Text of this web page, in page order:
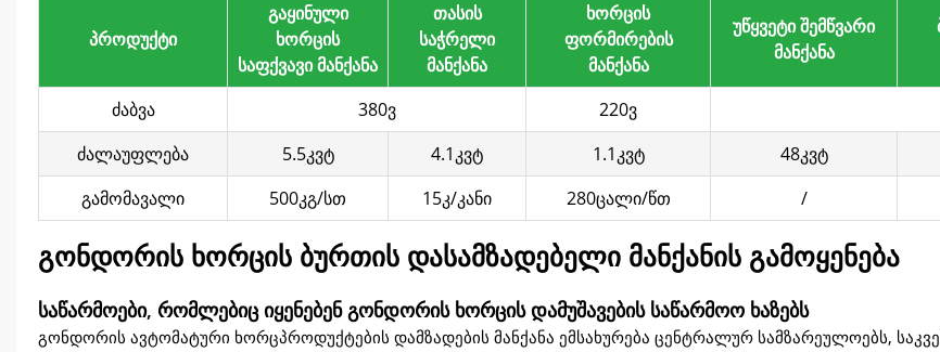
პროდუქტი
გაყინული
ხორცის
საფქვავი მანქანა
თასის
საჭრელი
მანქანა
ხორცის
ფორმირების
მანქანა
უწყვეტი შემწვარი
მანქანა
ძაბვა 380ვ 220ვ
ძალაუფლება
5.5კვტ 4.1კვტ 1.1კვტ 48კვტ
გამომავალი
500კგ/სთ 15კ/კანი 280ცალი/წთ /
გონდორის ხორცის ბურთის დასამზადებელი მანქანის გამოყენება
საწარმოები, რომლებიც იყენებენ გონდორის ხორცის დამუშავების საწარმოო ხაზებს
გონდორის ავტომატური ხორცპროდუქტების დამზადების მანქანა ემსახურება ცენტრალურ სამზარეულოებს,